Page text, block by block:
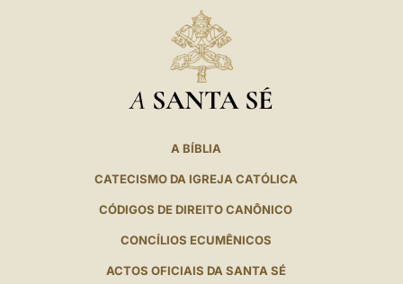
A SANTA SÉ
A BÍBLIA
CATECISMO DA IGREJA CATÓLICA
CÓDIGOS DE DIREITO CANÔNICO
CONCÍLIOS ECUMÊNICOS
ACTOS OFICIAIS DA SANTA SÉ